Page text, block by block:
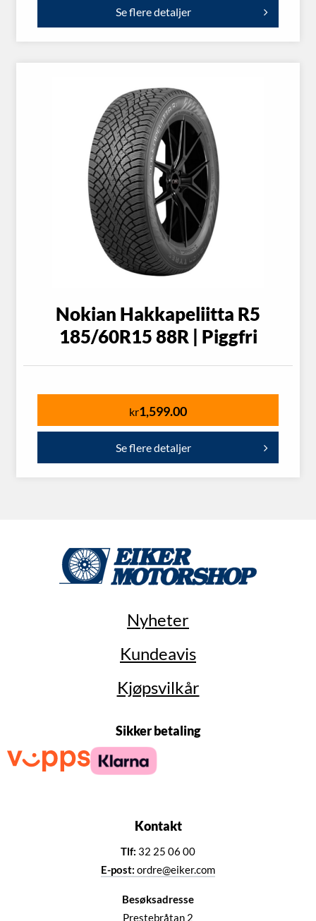
Se flere detaljer
Nokian Hakkapeliitta R5
185/60R15 88R | Piggfri
kr1,599.00
Se flere detaljer
Nyheter
Kundeavis
Kjøpsvilkår
Sikker betaling
Kontakt
Tlf: 32 25 06 00
E-post: ordre@eiker.com
Besøksadresse
Prestebråtan 2